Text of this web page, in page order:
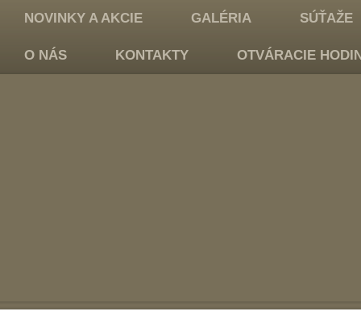
NOVINKY A AKCIE GALÉRIA SÚŤAŽE
O NÁS KONTAKTY OTVÁRACIE